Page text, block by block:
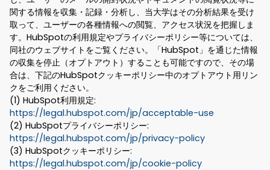
関する情報を収集・記録・分析し、当大学はその分析結果を受け
取って、ユーザーの各種情報への閲覧、アクセス状況を把握しま
す。HubSpotの利用規定やプライバシーポリシー等については、
同社のウェブサイトをご覧ください。「HubSpot」を通じた情報
の収集を停止（オプトアウト）することも可能ですので、その場
合は、下記のHubSpotクッキーポリシー中のオプトアウト用リン
クをご利用ください。
(1) HubSpot利用規定:
https://legal.hubspot.com/jp/acceptable-use
(2) HubSpotプライバシーポリシー:
https://legal.hubspot.com/jp/privacy-policy
(3) HubSpotクッキーポリシー:
https://legal.hubspot.com/jp/cookie-policy